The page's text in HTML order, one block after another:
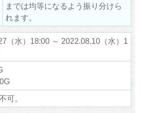
までは均等になるよう振り分けら
れます。
（水）18:00 ～ 2022.08.10（水）1
可。